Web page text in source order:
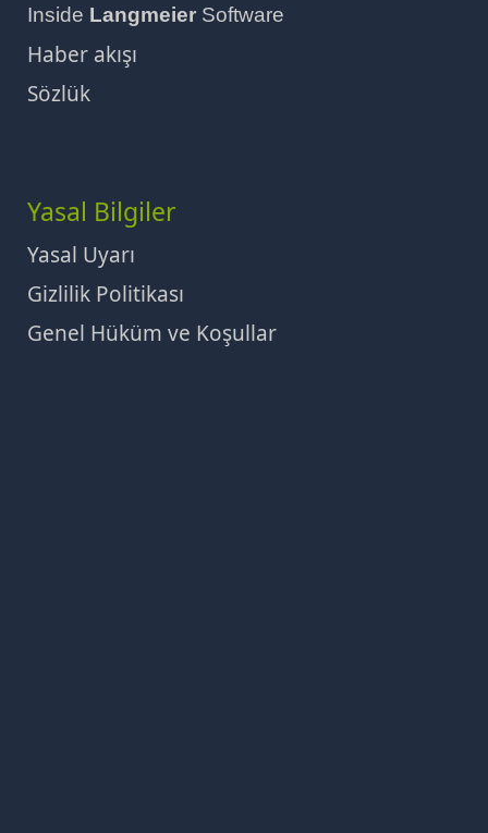
Inside Langmeier Software
Haber akışı
Sözlük
Yasal Bilgiler
Yasal Uyarı
Gizlilik Politikası
Genel Hüküm ve Koşullar